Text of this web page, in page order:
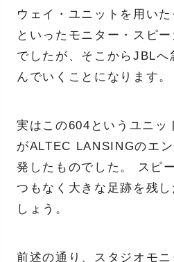
ウェイ・ユニットを用い
といったモニター・スピ
でしたが、そこからJBLへ
んでいくことになります。
実はこの604というユニッ
がALTEC LANSINGのエ
発したものでした。 スピ
つもなく大きな足跡を残
しょう。
前述の通り、スタジオモ